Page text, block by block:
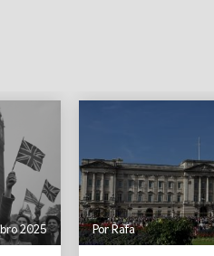
2025 Por Rafa